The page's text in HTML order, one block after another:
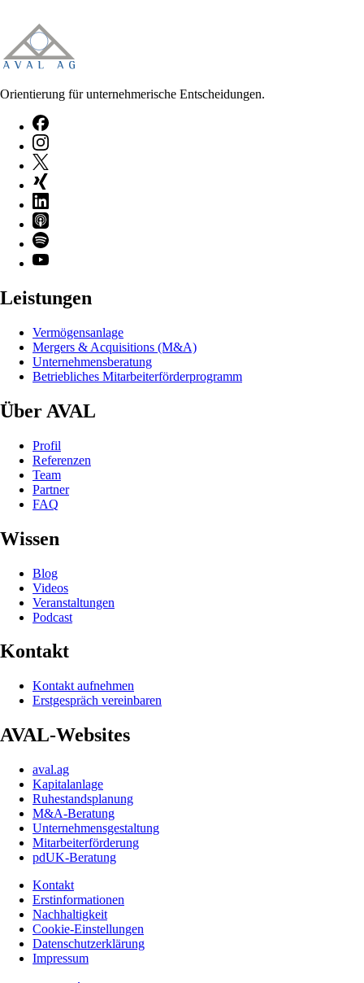
Orientierung für unternehmerische Entscheidungen.
Leistungen
Vermögensanlage
Mergers & Acquisitions (M&A)
Unternehmensberatung
Betriebliches Mitarbeiterförderprogramm
Über AVAL
Profil
Referenzen
Team
Partner
FAQ
Wissen
Blog
Videos
Veranstaltungen
Podcast
Kontakt
Kontakt aufnehmen
Erstgespräch vereinbaren
AVAL-Websites
aval.ag
Kapitalanlage
Ruhestandsplanung
M&A-Beratung
Unternehmensgestaltung
Mitarbeiterförderung
pdUK-Beratung
Kontakt
Erstinformationen
Nachhaltigkeit
Cookie-Einstellungen
Datenschutzerklärung
Impressum